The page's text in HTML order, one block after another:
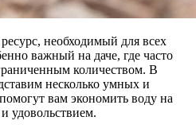
необходимый для всех
важный на даче, где часто
количеством. В
несколько умных и
вам экономить воду на
удовольствием.